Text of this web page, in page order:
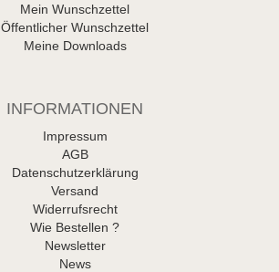
Mein Wunschzettel
Öffentlicher Wunschzettel
Meine Downloads
INFORMATIONEN
Impressum
AGB
Datenschutzerklärung
Versand
Widerrufsrecht
Wie Bestellen ?
Newsletter
News